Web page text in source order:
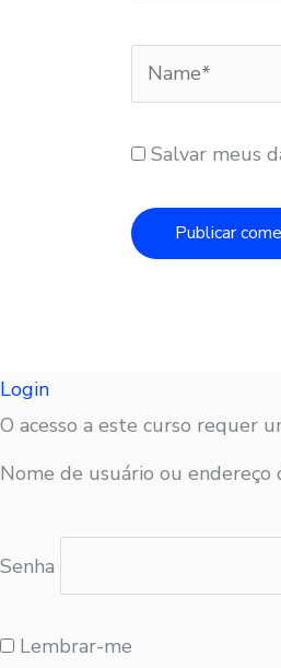
Name*
Salvar meus
Login
O acesso a este curso requer
Nome de usuário ou endereço
Senha
Lembrar-me